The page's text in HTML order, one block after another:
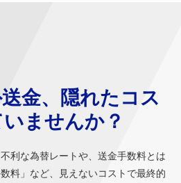
金、隠れたコス
ませんか？
利な為替レートや、送金手数料とは
料」など、見えないコストで最終的